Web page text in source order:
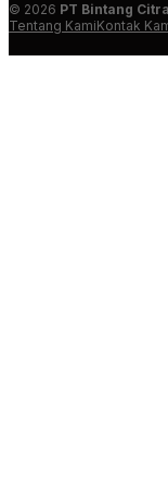
© 2026 PT Bintang
Tentang KamiKontak